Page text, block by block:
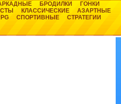
БРОДИЛКИ
ГОНКИ
КЛАССИЧЕСКИЕ
АЗАРТНЫЕ
СПОРТИВНЫЕ
СТРАТЕГИИ